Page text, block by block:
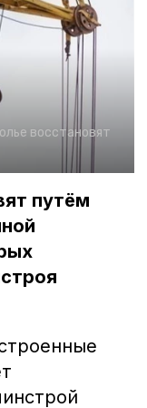
восстановят
путём